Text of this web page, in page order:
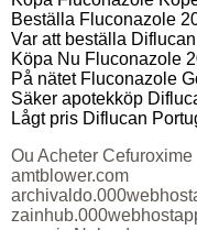
Beställa Fluconazole
Var att beställa
Köpa Nu Fluconazole
På nätet Fluconazole
Säker apotekköp
Lågt pris Diflucan
Ou Acheter Cefuroxime
amtblower.com